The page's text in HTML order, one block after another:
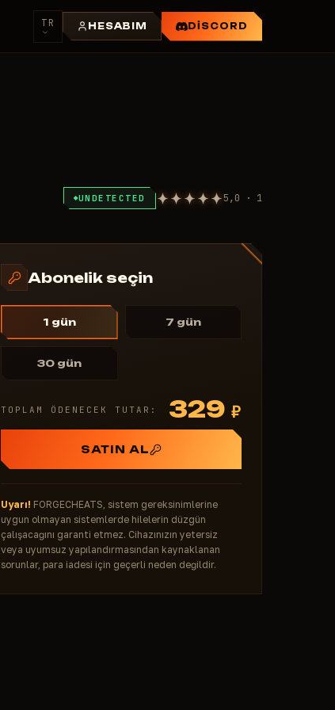
TR HESABIM DISCORD
UNDETECTED 5,0 · 1
Abonelik seçin
1 gün 7 gün
30 gün
TOPLAM ÖDENECEK TUTAR: 329 ₽
SATIN AL
Uyarı! FORGECHEATS, sistem gereksinimlerine
uygun olmayan sistemlerde hilelerin düzgün
çalışacağını garanti etmez. Cihazınızın yetersiz
veya uyumsuz yapılandırmasından kaynaklanan
sorunlar, para iadesi için geçerli neden değildir.